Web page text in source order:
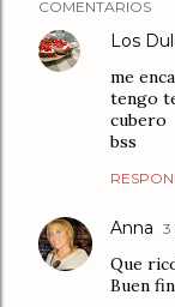
COMENTARIOS
Los
me
tengo
cubero
bss
Anna 3
Que
Buen